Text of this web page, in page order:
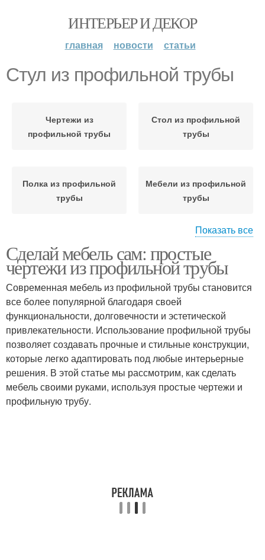
ИНТЕРЬЕР И ДЕКОР
главная новости статьи
Стул из профильной трубы
Чертежи из
профильной трубы
Стол из профильной
трубы
Полка из профильной
трубы
Мебели из профильной
трубы
Профильные трубы Трубы для мебели
Показать все
Сделай мебель сам: простые
чертежи из профильной трубы
Современная мебель из профильной трубы становится
все более популярной благодаря своей
функциональности, долговечности и эстетической
привлекательности. Использование профильной трубы
позволяет создавать прочные и стильные конструкции,
которые легко адаптировать под любые интерьерные
решения. В этой статье мы рассмотрим, как сделать
мебель своими руками, используя простые чертежи и
профильную трубу.